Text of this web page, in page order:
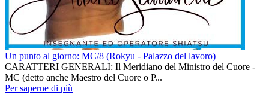
Un punto al giorno: MC/8 (Rokyu - Palazzo del lavoro)
CARATTERI GENERALI: Il Meridiano del Ministro del Cuore -
MC (detto anche Maestro del Cuore o P...
Per saperne di più